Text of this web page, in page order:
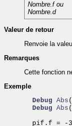
Nombre.f ou
Nombre.d
Valeur de retour
Renvoie la
Remarques
Cette fonction
Exemple
Debug Abs
Debug Abs
pif.f = -